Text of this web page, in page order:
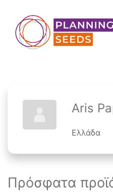
Aris
Ελλάδα
Πρόσφατα